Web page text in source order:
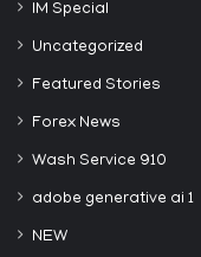
IM Special
Uncategorized
Featured Stories
Forex News
Wash Service 910
adobe generative ai 1
NEW